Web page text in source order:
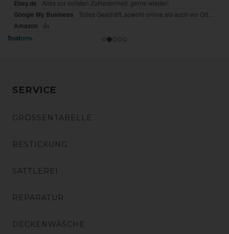
SERVICE
GRÖSSENTABELLE
BESTICKUNG
SATTLEREI
REPARATUR
DECKENWÄSCHE